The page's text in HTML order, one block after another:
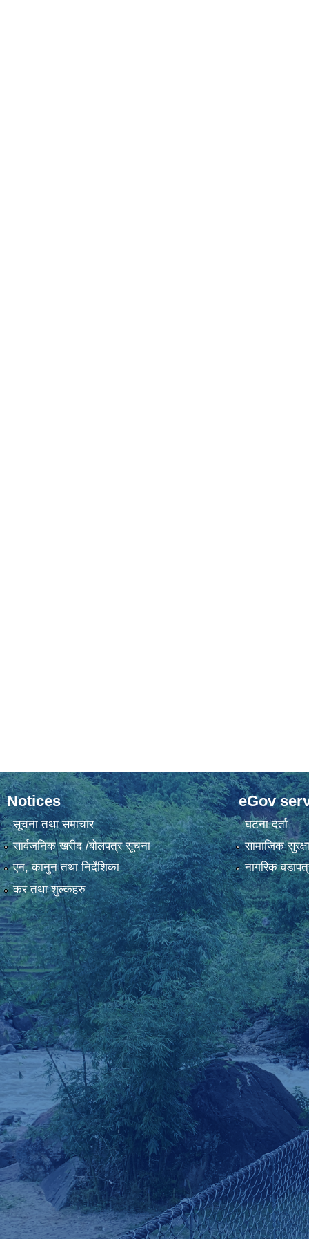
Notices
सूचना तथा समाचार
सार्वजनिक खरीद /बोलपत्र सूचना
एन, कानुन तथा निर्देशिका
कर तथा शुल्कहरु
eGov
घटना दर्ता
सामाजिक सुरक्षा
नागरिक